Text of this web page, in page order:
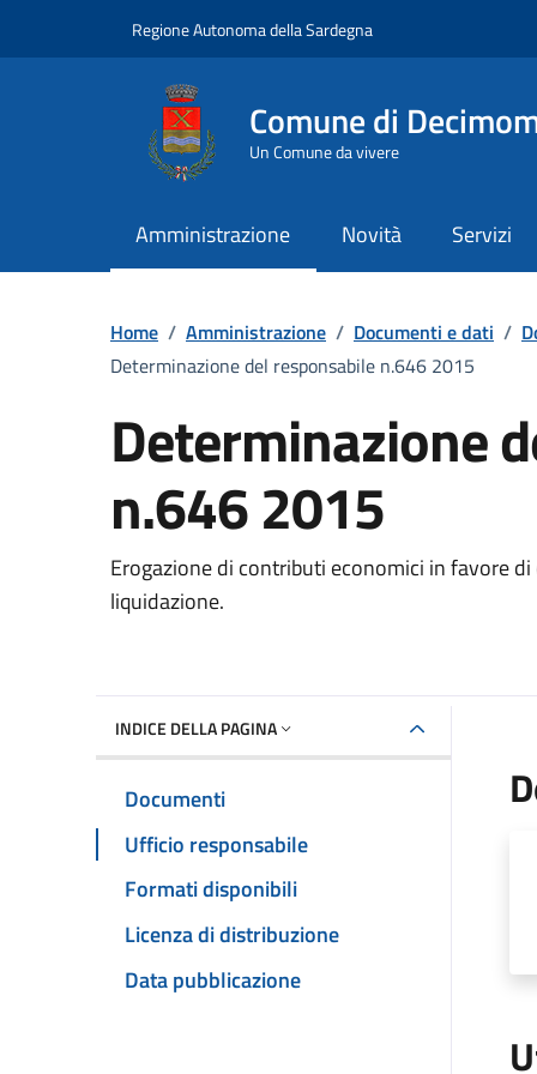
Regione Autonoma della Sardegna
Comune di
Un Comune da vivere
Amministrazione Novità Servizi
Home / Amministrazione / Documenti e dati /
Determinazione del responsabile n.646 2015
Determinazione
n.646 2015
Dettaglio del documento
Erogazione di contributi economici in favore
liquidazione.
INDICE DELLA PAGINA
Documenti
Ufficio responsabile
Formati disponibili
Licenza di distribuzione
Data pubblicazione